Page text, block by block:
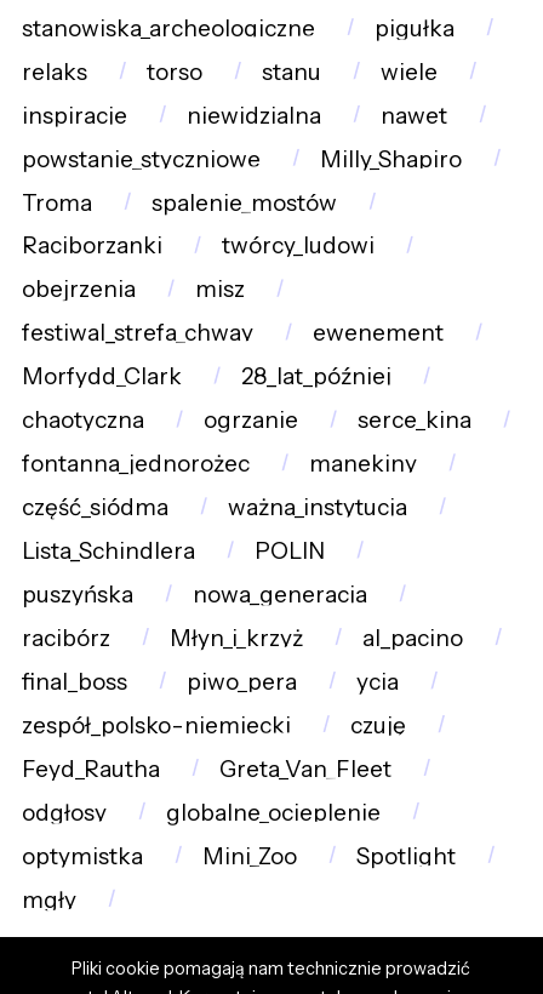
stanowiska_archeologiczne
pigułka
relaks
torso stanu
wiele
inspiracje
niewidzialna
nawet
powstanie_styczniowe
Milly_Shapiro
Troma
spalenie_mostów
Raciborzanki
twórcy_ludowi
obejrzenia
misz
festiwal_strefa_chway
ewenement
Morfydd_Clark
28_lat_później
chaotyczna
ogrzanie
serce_kina
fontanna_jednorożec
manekiny
część_siódma
ważna_instytucja
Lista_Schindlera
POLIN
puszyńska
nowa_generacja
racibórz
Młyn_i_krzyż
al_pacino
final_boss
piwo_pera
ycia
zespół_polsko-niemiecki
czuję
Feyd_Rautha
Greta_Van_Fleet
odgłosy
globalne_ocieplenie
optymistka
Mini_Zoo
Spotlight
mgły
Pliki cookie pomagają nam technicznie prowadzić